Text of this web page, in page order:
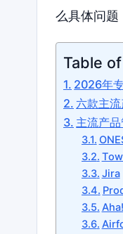
么具体问题
Table
2026年
六款主
主流产
Jira
Aha!